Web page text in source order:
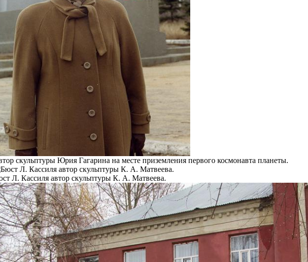
скульптуры Юрия Гагарина на месте приземления первого космонавта планеты.
Л. Кассиля автор скульптуры К. А. Матвеева.